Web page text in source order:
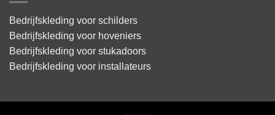
Bedrijfskleding voor schilders
Bedrijfskleding voor hoveniers
Bedrijfskleding voor stukadoors
Bedrijfskleding voor installateurs